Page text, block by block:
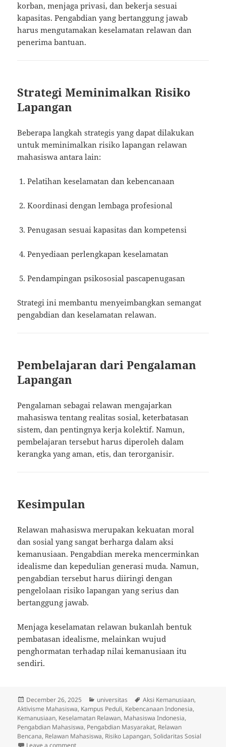
korban, menjaga privasi, dan bekerja sesuai
kapasitas. Pengabdian yang bertanggung jawab
harus mengutamakan keselamatan relawan dan
penerima bantuan.
Strategi Meminimalkan Risiko
Lapangan
Beberapa langkah strategis yang dapat dilakukan
untuk meminimalkan risiko lapangan relawan
mahasiswa antara lain:
Pelatihan keselamatan dan kebencanaan
Koordinasi dengan lembaga profesional
Penugasan sesuai kapasitas dan kompetensi
Penyediaan perlengkapan keselamatan
Pendampingan psikososial pascapenugasan
Strategi ini membantu menyeimbangkan semangat
pengabdian dan keselamatan relawan.
Pembelajaran dari Pengalaman
Lapangan
Pengalaman sebagai relawan mengajarkan
mahasiswa tentang realitas sosial, keterbatasan
sistem, dan pentingnya kerja kolektif. Namun,
pembelajaran tersebut harus diperoleh dalam
kerangka yang aman, etis, dan terorganisir.
Kesimpulan
Relawan mahasiswa merupakan kekuatan moral
dan sosial yang sangat berharga dalam aksi
kemanusiaan. Pengabdian mereka mencerminkan
idealisme dan kepedulian generasi muda. Namun,
pengabdian tersebut harus diiringi dengan
pengelolaan risiko lapangan yang serius dan
bertanggung jawab.
Menjaga keselamatan relawan bukanlah bentuk
pembatasan idealisme, melainkan wujud
penghormatan terhadap nilai kemanusiaan itu
sendiri.
Posted
on
December 26, 2025 Categories
universitas Tags
Aksi Kemanusiaan,
Aktivisme Mahasiswa, Kampus Peduli, Kebencanaan Indonesia,
Kemanusiaan, Keselamatan Relawan, Mahasiswa Indonesia,
Pengabdian Mahasiswa, Pengabdian Masyarakat, Relawan
Bencana, Relawan Mahasiswa, Risiko Lapangan,Solidaritas Sosial
Leave a commenton Relawan Mahasiswa: Antara Pengabdian dan